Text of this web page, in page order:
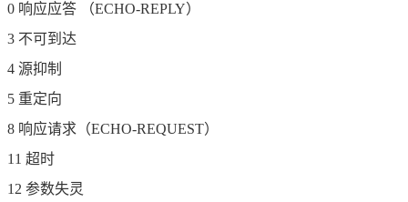
0 响应应答 （ECHO-REPLY）
3 不可到达
4 源抑制
5 重定向
8 响应请求（ECHO-REQUEST）
11 超时
12 参数失灵